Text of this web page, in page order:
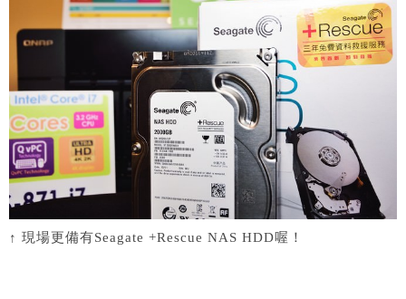
↑ 現場更備有Seagate +Rescue NAS HDD喔！